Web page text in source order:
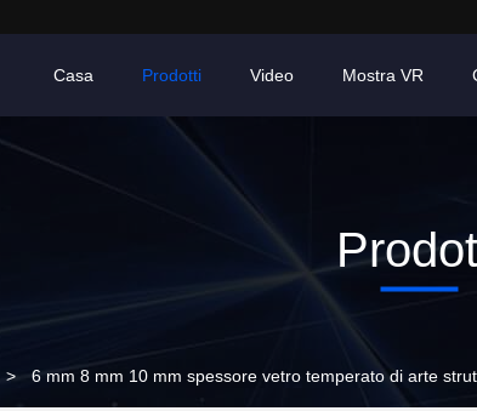
Casa Prodotti Video Mostra VR
> 6 mm 8 mm 10 mm spessore vetro temperato di arte